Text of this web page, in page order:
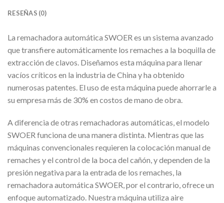
RESEÑAS (0)
La remachadora automática SWOER es un sistema avanzado
que transfiere automáticamente los remaches a la boquilla de
extracción de clavos. Diseñamos esta máquina para llenar
vacíos críticos en la industria de China y ha obtenido
numerosas patentes. El uso de esta máquina puede ahorrarle a
su empresa más de 30% en costos de mano de obra.
A diferencia de otras remachadoras automáticas, el modelo
SWOER funciona de una manera distinta. Mientras que las
máquinas convencionales requieren la colocación manual de
remaches y el control de la boca del cañón, y dependen de la
presión negativa para la entrada de los remaches, la
remachadora automática SWOER, por el contrario, ofrece un
enfoque automatizado. Nuestra máquina utiliza aire